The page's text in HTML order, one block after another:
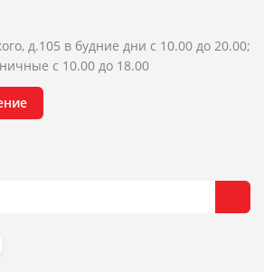
д.105 в будние дни с 10.00 до 20.00;
с 10.00 до 18.00